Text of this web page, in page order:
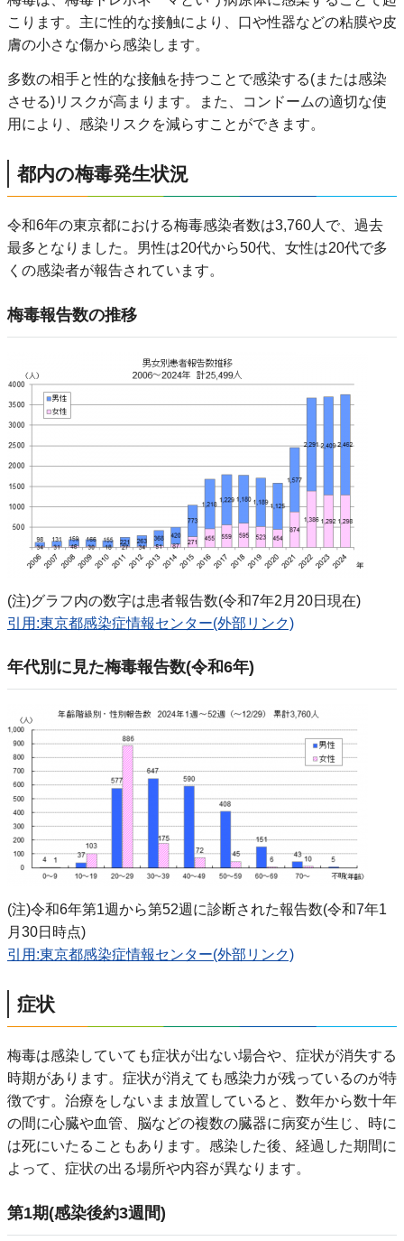
こります。主に性的な接触により、口や性器などの粘膜や皮
膚の小さな傷から感染します。
多数の相手と性的な接触を持つことで感染する(または感染
させる)リスクが高まります。また、コンドームの適切な使
用により、感染リスクを減らすことができます。
都内の梅毒発生状況
令和6年の東京都における梅毒感染者数は3,760人で、過去
最多となりました。男性は20代から50代、女性は20代で多
くの感染者が報告されています。
梅毒報告数の推移
(注)グラフ内の数字は患者報告数(令和7年2月20日現在)
引用:東京都感染症情報センター(外部リンク)
年代別に見た梅毒報告数(令和6年)
(注)令和6年第1週から第52週に診断された報告数(令和7年1
月30日時点)
引用:東京都感染症情報センター(外部リンク)
症状
梅毒は感染していても症状が出ない場合や、症状が消失する
時期があります。症状が消えても感染力が残っているのが特
徴です。治療をしないまま放置していると、数年から数十年
の間に心臓や血管、脳などの複数の臓器に病変が生じ、時に
は死にいたることもあります。感染した後、経過した期間に
よって、症状の出る場所や内容が異なります。
第1期(感染後約3週間)